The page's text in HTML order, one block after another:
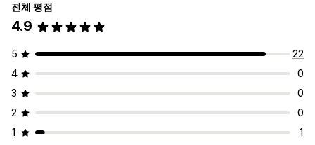
전체 평점
4.9
5
22
4
0
3
0
2
0
1
1